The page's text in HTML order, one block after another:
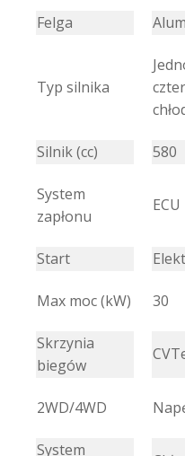
Felga
Typ silnika
Silnik (cc) 580
System
zapłonu
ECU
Start
Max moc (kW) 30
Skrzynia
biegów
2WD/4WD
System